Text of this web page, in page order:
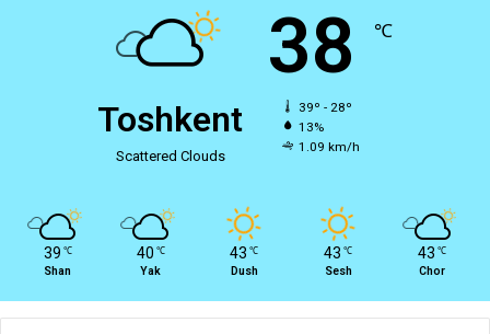
Toshkent
Scattered Clouds
38 ℃
39º - 28º
13%
1.09 km/h
39 ℃
Shan
40 ℃
Yak
43 ℃
Dush
43 ℃
Sesh
43 ℃
Chor